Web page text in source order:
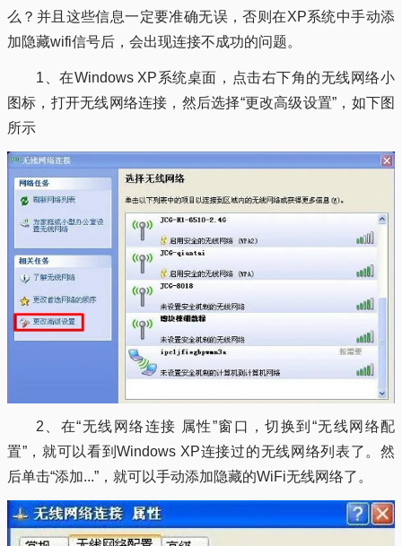
么？并且这些信息一定要准确无误，否则在XP系统中手动添
加隐藏wifi信号后，会出现连接不成功的问题。
1、在Windows XP系统桌面，点击右下角的无线网络小
图标，打开无线网络连接，然后选择“更改高级设置”，如下图
所示
2、在“无线网络连接 属性”窗口，切换到“无线网络配
置”，就可以看到Windows XP连接过的无线网络列表了。然
后单击“添加...”，就可以手动添加隐藏的WiFi无线网络了。